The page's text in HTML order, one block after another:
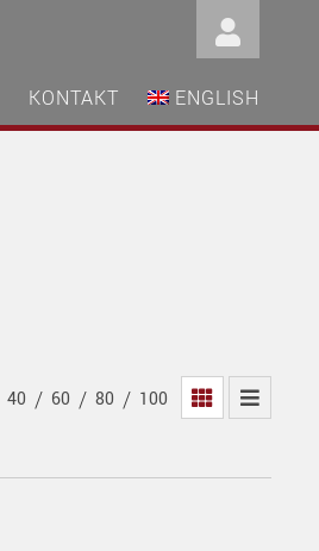
KONTAKT ENGLISH
40 / 60 / 80 / 100